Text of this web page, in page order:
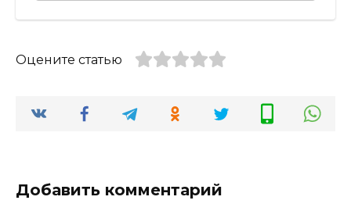
Оцените статью
Добавить комментарий